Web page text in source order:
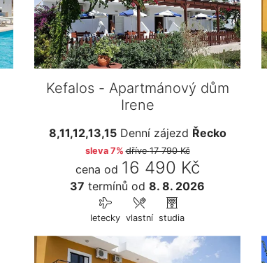
Kefalos - Apartmánový dům
Irene
8,11,12,13,15Denní zájezd Řecko
sleva 7% dříve17 790 Kč
cena od 16 490 Kč
37 termínů od 8. 8. 2026
letecky vlastní studia